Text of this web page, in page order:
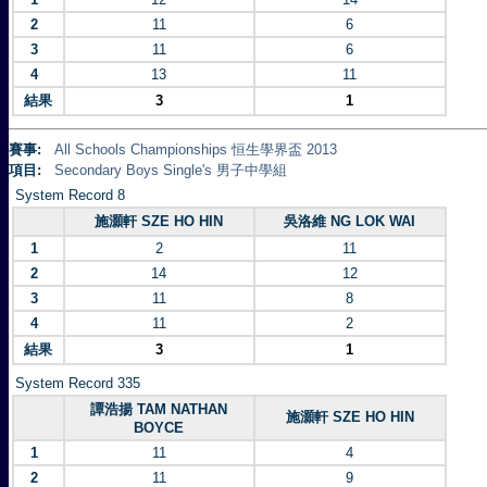
2
11
6
3
11
6
4
13
11
結果
3 1
賽事:
All Schools Championships 恒生學界盃 2013
項目:
Secondary Boys Single's 男子中學組
System Record 8
施灝軒 SZE HO HIN
吳洛維 NG LOK WAI
1
2
11
2
14
12
3
11
8
4
11
2
結果
3 1
System Record 335
譚浩揚 TAM NATHAN
BOYCE
施灝軒 SZE HO HIN
1 11
4
2
11
9